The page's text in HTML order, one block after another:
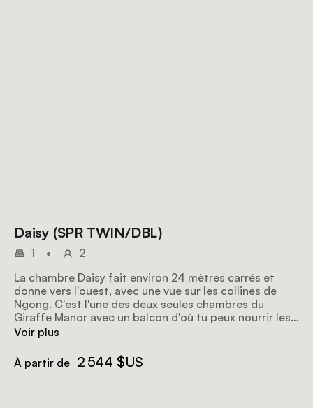
Daisy (SPR TWIN/DBL)
1 •
2
La chambre Daisy fait environ 24 mètres carrés et
donne vers l'ouest, avec une vue sur les collines de
Ngong. C'est l'une des deux seules chambres du
Giraffe Manor avec un balcon d'où tu peux nourrir les
girafes quand elles viennent tôt le matin chercher des
deux personnes seules (lit double ou lits jumeaux). La
salle de bains privative a deux lavabos et une douche
Voir plus
À partir de 2 544 $US